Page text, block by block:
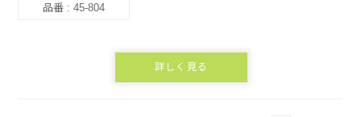
品番 : 45-804
詳しく見る